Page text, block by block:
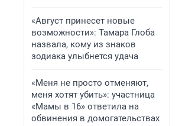
«Август принесет новые
возможности»: Тамара Глоба
назвала, кому из знаков
зодиака улыбнется удача
«Меня не просто отменяют,
меня хотят убить»: участница
«Мамы в 16» ответила на
обвинения в домогательствах